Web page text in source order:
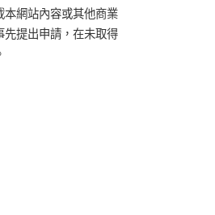
本網站內容或其他商業
先提出申請，在未取得